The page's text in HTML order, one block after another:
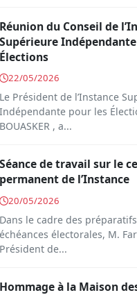
Réunion du Conseil de
Supérieure
Élections
22/05/2026
Le Président de l’Instance
Indépendante pour les
BOUASKER , a...
Séance de travail sur le
permanent de l’Instance
20/05/2026
Dans le cadre des
échéances électorales, M.
Président de...
Hommage à la Maison